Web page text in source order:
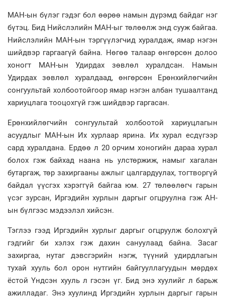
МАН-ын бүлэг гэдэг бол өөрөө намын дүрэмд байдаг нэг
бүтэц. Бид Нийслэлийн МАН-ыг төлөөлж энд сууж байгаа.
Нийслэлийн МАН-ын тэргүүлэгчид хуралдаж, ямар нэгэн
шийдвэр гаргаагүй байна. Нөгөө талаар өнгөрсөн долоо
хоногт МАН-ын Удирдах зөвлөл хуралдсан. Намын
Удирдах зөвлөл хуралдаад, өнгөрсөн Ерөнхийлөгчийн
сонгуультай холбоотойгоор ямар нэгэн албан тушаалтанд
хариуцлага тооцохгүй гэж шийдвэр гаргасан.
Ерөнхийлөгчийн сонгуультай холбоотой хариуцлагын
асуудлыг МАН-ын Их хурлаар ярина. Их хурал есдүгээр
сард хуралдана. Ердөө л 20 орчим хоногийн дараа хурал
болох гэж байхад наана нь улстөржиж, намыг хагалан
бутаргаж, төр захиргааны ажлыг цалгардуулах, тогтворгүй
байдал үүсгэх хэрэггүй байгаа юм. 27 төлөөлөгч гарын
үсэг зурсан, Иргэдийн хурлын даргыг огцруулна гэж АН-
ын бүлгээс мэдээлэл хийсэн.
Тэглээ гээд Иргэдийн хурлыг даргыг огцруулж болохгүй
гэдгийг би хэлэх гэж дахин сануулаад байна. Засаг
захиргаа, нутаг дэвсгэрийн нэгж, түүний удирдлагын
тухай хууль бол орон нутгийн байгууллагуудын мөрдөх
ёстой Үндсэн хууль л гэсэн үг. Бид энэ хуулийг л барьж
ажилладаг. Энэ хуулинд Иргэдийн хурлын даргыг гарын